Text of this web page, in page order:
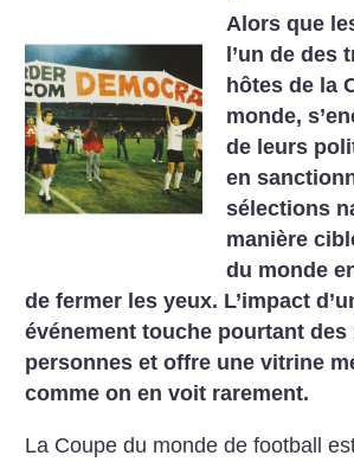
Alors que
l’un de des
hôtes de la
monde,
de leurs
en
sélections
manière
du monde
de fermer les yeux. L’impact
événement touche pourtant
personnes et offre une vitrine
comme on en voit rarement.
La Coupe du monde de football